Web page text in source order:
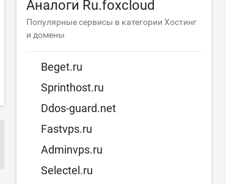
Аналоги Ru.foxcloud
Популярные сервисы в категории Хостинг
и домены
Beget.ru
Sprinthost.ru
Ddos-guard.net
Fastvps.ru
Adminvps.ru
Selectel.ru